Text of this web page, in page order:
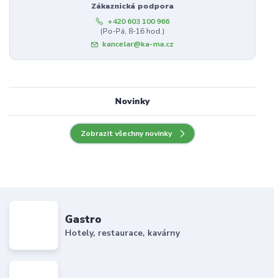
Zákaznická podpora
+420 603 100 966
(Po-Pá, 8-16 hod.)
kancelar@ka-ma.cz
Novinky
Zobrazit všechny novinky
Gastro
Hotely, restaurace, kavárny